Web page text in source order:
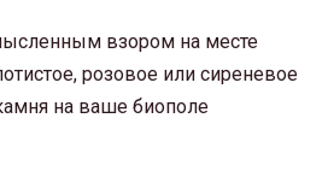
взором на месте
розовое или сиреневое
на ваше биополе